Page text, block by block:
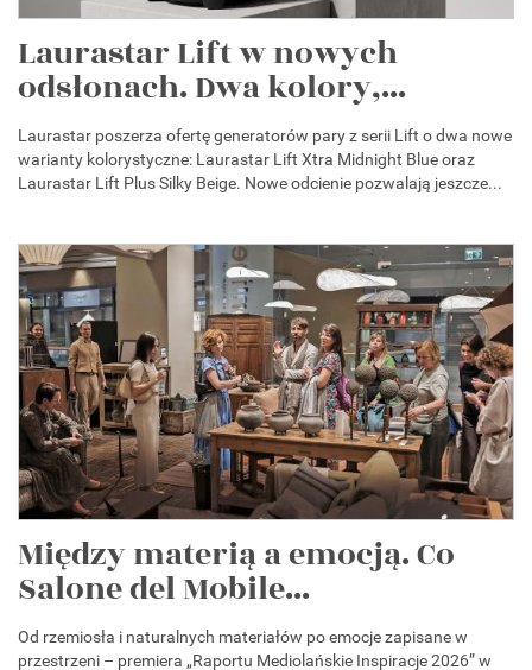
Laurastar Lift w nowych
odsłonach. Dwa kolory,...
Laurastar poszerza ofertę generatorów pary z serii Lift o dwa nowe
warianty kolorystyczne: Laurastar Lift Xtra Midnight Blue oraz
Laurastar Lift Plus Silky Beige. Nowe odcienie pozwalają jeszcze...
Między materią a emocją. Co
Salone del Mobile...
Od rzemiosła i naturalnych materiałów po emocje zapisane w
przestrzeni – premiera „Raportu Mediolańskie Inspiracje 2026” w